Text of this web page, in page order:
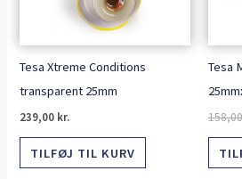
Tesa Xtreme Conditions
transparent 25mm
239,00 kr.
TILFØJ TIL KURV
Tesa